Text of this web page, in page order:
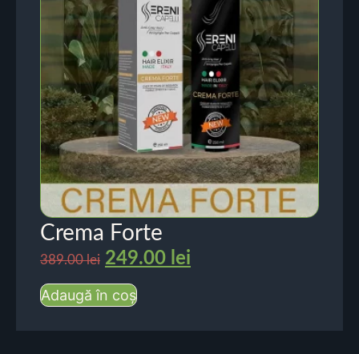
Crema Forte
389.00lei 249.00 lei
Adaugă în coș